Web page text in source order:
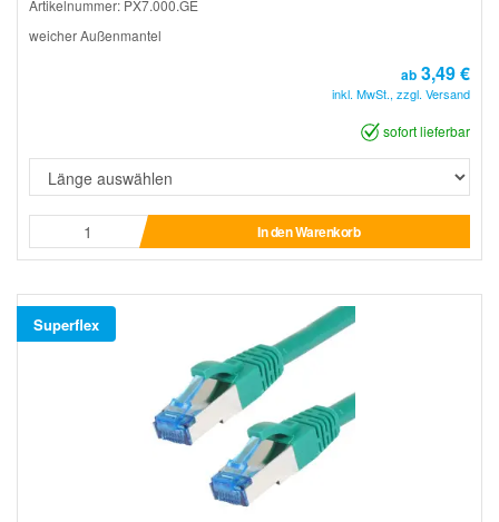
Artikelnummer: PX7.000.GE
weicher Außenmantel
ab 3,49 €
inkl. MwSt., zzgl. Versand
sofort lieferbar
In den Warenkorb
Superflex